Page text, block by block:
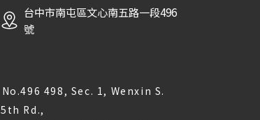
台中市南屯區文心南五路一段496
號
No.496 498, Sec. 1, Wenxin S.
5th Rd.,